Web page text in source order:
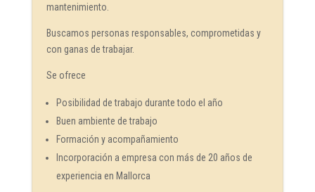
mantenimiento.
Buscamos personas responsables, comprometidas y
con ganas de trabajar.
Se ofrece
Posibilidad de trabajo durante todo el año
Buen ambiente de trabajo
Formación y acompañamiento
Incorporación a empresa con más de 20 años de
experiencia en Mallorca